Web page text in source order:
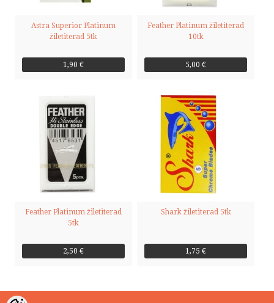
Astra Superior Platinum
žiletiterad 5tk
1,90 €
Feather Platinum žiletiterad
10tk
5,00 €
Feather Platinum žiletiterad
5tk
2,50 €
Shark žiletiterad 5tk
1,75 €